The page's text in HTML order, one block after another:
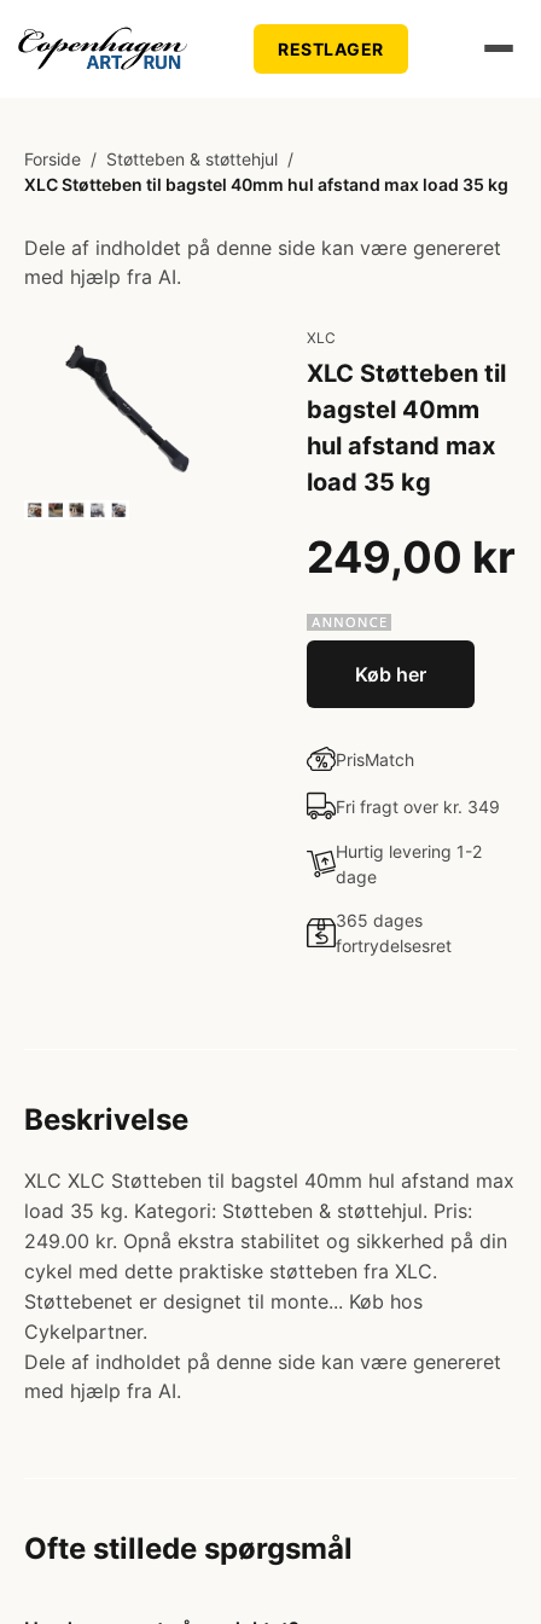
RESTLAGER
Forside / Støtteben & støttehjul /
XLC Støtteben til bagstel 40mm hul afstand max load 35 kg
Dele af indholdet på denne side kan være genereret
med hjælp fra AI.
XLC
XLC Støtteben til
bagstel 40mm
hul afstand max
load 35 kg
249,00 kr
Køb her
PrisMatch
Fri fragt over kr. 349
Hurtig levering 1-2
dage
365 dages
fortrydelsesret
Beskrivelse
XLC XLC Støtteben til bagstel 40mm hul afstand max
load 35 kg. Kategori: Støtteben & støttehjul. Pris:
249.00 kr. Opnå ekstra stabilitet og sikkerhed på din
cykel med dette praktiske støtteben fra XLC.
Støttebenet er designet til monte... Køb hos
Cykelpartner.
Dele af indholdet på denne side kan være genereret
med hjælp fra AI.
Ofte stillede spørgsmål